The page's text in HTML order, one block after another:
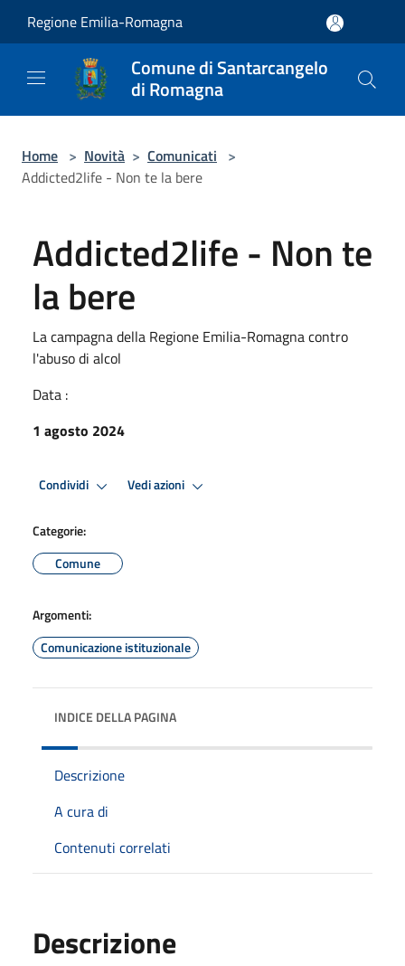
Regione Emilia-Romagna
Comune di Santarcangelo
di Romagna
Home > Novità > Comunicati >
Addicted2life - Non te la bere
Addicted2life - Non te
la bere
La campagna della Regione Emilia-Romagna contro
l'abuso di alcol
Data :
1 agosto 2024
Condividi Vedi azioni
Categorie:
Comune
Argomenti:
Comunicazione istituzionale
INDICE DELLA PAGINA
Descrizione
A cura di
Contenuti correlati
Descrizione